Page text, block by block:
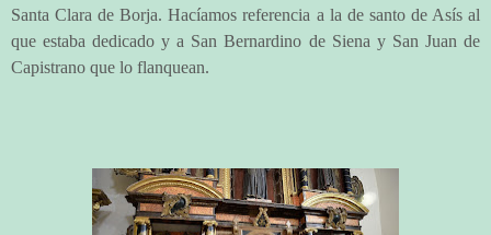
Santa Clara de Borja. Hacíamos referencia a la de santo de Asís al
que estaba dedicado y a San Bernardino de Siena y San Juan de
Capistrano que lo flanquean.